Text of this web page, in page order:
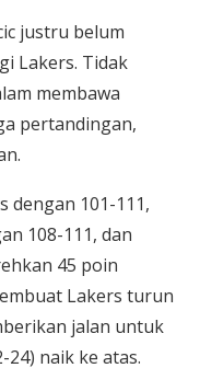
justru belum
Lakers. Tidak
membawa
pertandingan,
dengan 101-111,
108-111, dan
45 poin
Lakers turun
jalan untuk
24) naik ke atas.